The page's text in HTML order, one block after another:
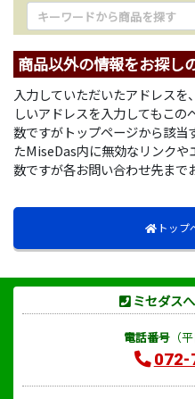
商品以外の情報をお探し
入力していただいたアドレス
しいアドレスを入力してもこ
数ですがトップページから該当
たMiseDas内に無効なリンク
数ですが各お問い合わせ先まで
トップ
ミセダス
電話番号（平
072-